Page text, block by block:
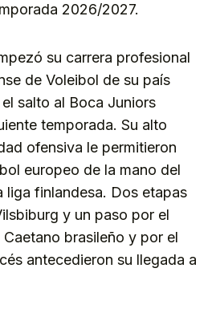
2026/2027.
su carrera profesional
de Voleibol de su país
salto al Boca Juniors
temporada. Su alto
ofensiva le permitieron
europeo de la mano del
liga finlandesa. Dos etapas
y un paso por el
brasileño y por el
antecedieron su llegada a